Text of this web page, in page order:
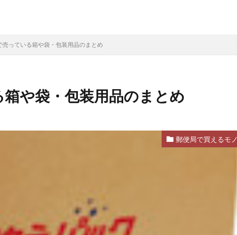
売っている箱や袋・包装用品のまとめ
や袋・包装用品のまとめ
郵便局で買えるモノ